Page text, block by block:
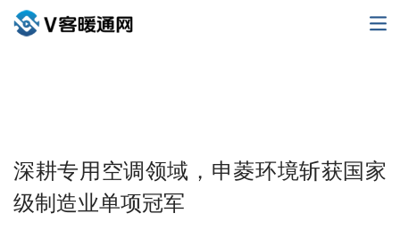
深耕专用空调领域，申菱环境斩获国家
级制造业单项冠军